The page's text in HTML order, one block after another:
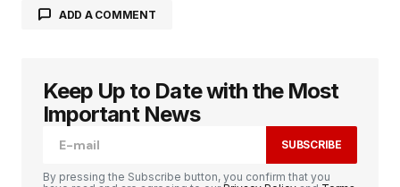
ADD A COMMENT
Votre adresse e-mail ne sera pas publiée. Les
champs obligatoires sont indiqués avec
Keep Up to Date with the Most
Important News
SUBSCRIBE
By pressing the Subscribe button, you confirm that you